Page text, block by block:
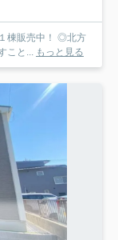
棟販売中！ ◎北方
こと... もっと見る